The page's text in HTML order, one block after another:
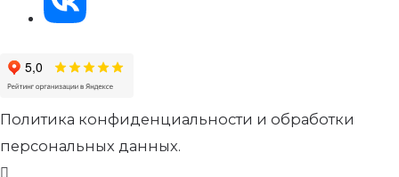
Политика конфиденциальности и обработки
персональных данных.